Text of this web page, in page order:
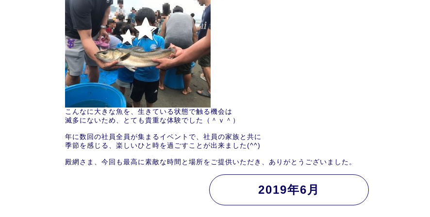
こんなに大きな魚を、生きている状態で触る機会は
滅多にないため、とても貴重な体験でした（＾ｖ＾）
年に数回の社員全員が集まるイベントで、社員の家族と共に
季節を感じる、楽しいひと時を過ごすことが出来ました(^^)
殿網さま、今回も最高に素敵な時間と場所をご提供いただき、ありがとうございました。
2019年6月